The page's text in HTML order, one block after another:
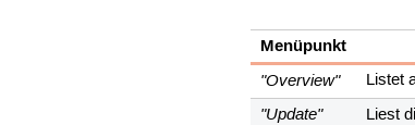
Menüpunkt
"Overview"
Listet
"Update" Liest